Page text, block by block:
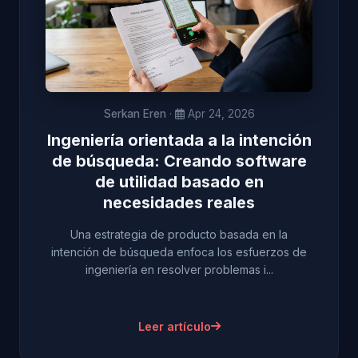
Serkan Eren · Apr 24, 2026
Ingeniería orientada a la intención
de búsqueda: Creando software
de utilidad basado en
necesidades reales
Una estrategia de producto basada en la
intención de búsqueda enfoca los esfuerzos de
ingeniería en resolver problemas i...
Leer artículo